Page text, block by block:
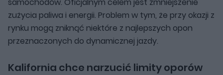
zużycia paliwa i energii. Problem w tym, że przy okazji z
rynku mogą zniknąć niektóre z najlepszych opon
przeznaczonych do dynamicznej jazdy.
Kalifornia chce narzucić limity oporów